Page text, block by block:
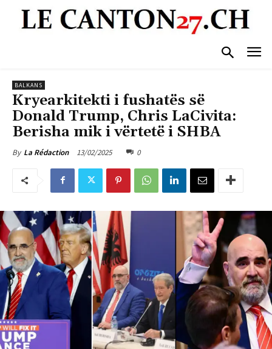
BALKANS
Kryearkitekti i fushatës së
Donald Trump, Chris LaCivita:
Berisha mik i vërtetë i SHBA
By La Rédaction 13/02/2025 0